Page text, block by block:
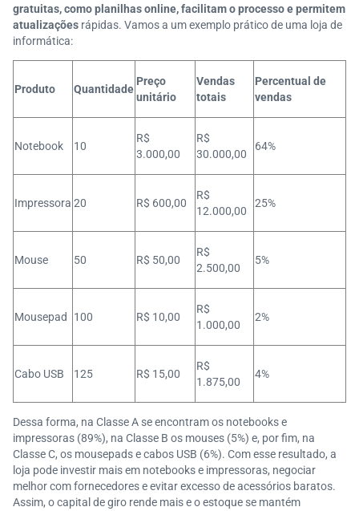
gratuitas, como planilhas online, facilitam o processo e permitem
atualizações rápidas. Vamos a um exemplo prático de uma loja de
informática:
Produto Quantidade
Preço
unitário
Vendas
totais
Percentual de
vendas
Notebook 10
R$
3.000,00
R$
30.000,00
64%
Impressora 20 R$ 600,00
R$
12.000,00
25%
Mouse 50 R$ 50,00
R$
2.500,00
5%
Mousepad 100 R$ 10,00
R$
1.000,00
2%
Cabo USB 125 R$ 15,00
R$
1.875,00
4%
Dessa forma, na Classe A se encontram os notebooks e
impressoras (89%), na Classe B os mouses (5%) e, por fim, na
Classe C, os mousepads e cabos USB (6%). Com esse resultado, a
loja pode investir mais em notebooks e impressoras, negociar
melhor com fornecedores e evitar excesso de acessórios baratos.
Assim, o capital de giro rende mais e o estoque se mantém